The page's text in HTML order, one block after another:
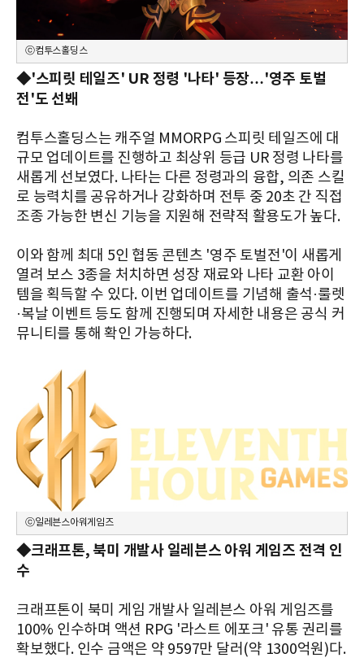
ⓒ컴투스홀딩스
◆'스피릿 테일즈' UR 정령 '나타' 등장…'영주 토벌
전'도 선봬
컴투스홀딩스는 캐주얼 MMORPG 스피릿 테일즈에 대
규모 업데이트를 진행하고 최상위 등급 UR 정령 나타를
새롭게 선보였다. 나타는 다른 정령과의 융합, 의존 스킬
로 능력치를 공유하거나 강화하며 전투 중 20초 간 직접
조종 가능한 변신 기능을 지원해 전략적 활용도가 높다.
이와 함께 최대 5인 협동 콘텐츠 '영주 토벌전'이 새롭게
열려 보스 3종을 처치하면 성장 재료와 나타 교환 아이
템을 획득할 수 있다. 이번 업데이트를 기념해 출석·룰렛
·복날 이벤트 등도 함께 진행되며 자세한 내용은 공식 커
뮤니티를 통해 확인 가능하다.
ⓒ일레븐스아워게임즈
◆크래프톤, 북미 개발사 일레븐스 아워 게임즈 전격 인
수
크래프톤이 북미 게임 개발사 일레븐스 아워 게임즈를
100% 인수하며 액션 RPG '라스트 에포크' 유통 권리를
확보했다. 인수 금액은 약 9597만 달러(약 1300억원)다.